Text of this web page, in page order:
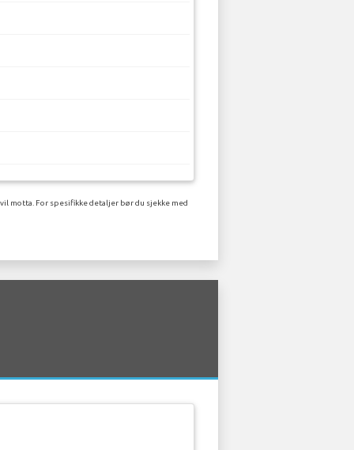
motta. For spesifikke detaljer bør du sjekke med